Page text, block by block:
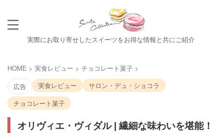
実際にお取り寄せしたスイーツをお得な情報と共にご紹介
HOME > 実食レビュー > チョコレート菓子 >
広告
実食レビュー
サロン・デュ・ショコラ
チョコレート菓子
オリヴィエ・ヴィダル | 繊細な味わいを堪能！